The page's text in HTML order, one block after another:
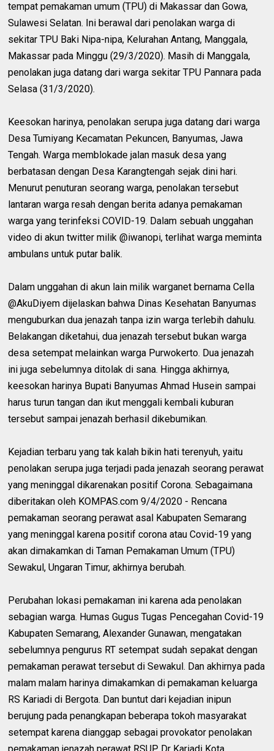
tempat pemakaman umum (TPU) di Makassar dan Gowa,
Sulawesi Selatan. Ini berawal dari penolakan warga di
sekitar TPU Baki Nipa-nipa, Kelurahan Antang, Manggala,
Makassar pada Minggu (29/3/2020). Masih di Manggala,
penolakan juga datang dari warga sekitar TPU Pannara pada
Selasa (31/3/2020).
Keesokan harinya, penolakan serupa juga datang dari warga
Desa Tumiyang Kecamatan Pekuncen, Banyumas, Jawa
Tengah. Warga memblokade jalan masuk desa yang
berbatasan dengan Desa Karangtengah sejak dini hari.
Menurut penuturan seorang warga, penolakan tersebut
lantaran warga resah dengan berita adanya pemakaman
warga yang terinfeksi COVID-19. Dalam sebuah unggahan
video di akun twitter milik @iwanopi, terlihat warga meminta
ambulans untuk putar balik.
Dalam unggahan di akun lain milik warganet bernama Cella
@AkuDiyem dijelaskan bahwa Dinas Kesehatan Banyumas
menguburkan dua jenazah tanpa izin warga terlebih dahulu.
Belakangan diketahui, dua jenazah tersebut bukan warga
desa setempat melainkan warga Purwokerto. Dua jenazah
ini juga sebelumnya ditolak di sana. Hingga akhirnya,
keesokan harinya Bupati Banyumas Ahmad Husein sampai
harus turun tangan dan ikut menggali kembali kuburan
tersebut sampai jenazah berhasil dikebumikan.
Kejadian terbaru yang tak kalah bikin hati terenyuh, yaitu
penolakan serupa juga terjadi pada jenazah seorang perawat
yang meninggal dikarenakan positif Corona. Sebagaimana
diberitakan oleh KOMPAS.com 9/4/2020 - Rencana
pemakaman seorang perawat asal Kabupaten Semarang
yang meninggal karena positif corona atau Covid-19 yang
akan dimakamkan di Taman Pemakaman Umum (TPU)
Sewakul, Ungaran Timur, akhirnya berubah.
Perubahan lokasi pemakaman ini karena ada penolakan
sebagian warga. Humas Gugus Tugas Pencegahan Covid-19
Kabupaten Semarang, Alexander Gunawan, mengatakan
sebelumnya pengurus RT setempat sudah sepakat dengan
pemakaman perawat tersebut di Sewakul. Dan akhirnya pada
malam malam harinya dimakamkan di pemakaman keluarga
RS Kariadi di Bergota. Dan buntut dari kejadian inipun
berujung pada penangkapan beberapa tokoh masyarakat
setempat karena dianggap sebagai provokator penolakan